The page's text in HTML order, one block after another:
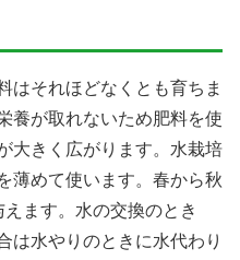
はそれほどなくとも育ちま
養が取れないため肥料を使
大きく広がります。水栽培
薄めて使います。春から秋
ます。水の交換のとき
は水やりのときに水代わり